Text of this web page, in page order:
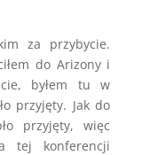
za przybycie.
do Arizony i
byłem tu w
przyjęty. Jak do
przyjęty, więc
tej konferencji